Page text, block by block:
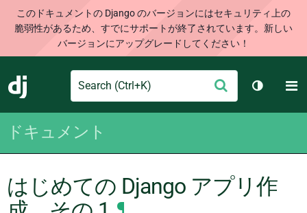
このドキュメントの Django のバージョンにはセキュリティ上の
脆弱性があるため、すでにサポートが終了されています。新しい
バージョンにアップグレードしてください！
Django
Search
信
テーマ
ドキュメント
はじめての Django アプリ作